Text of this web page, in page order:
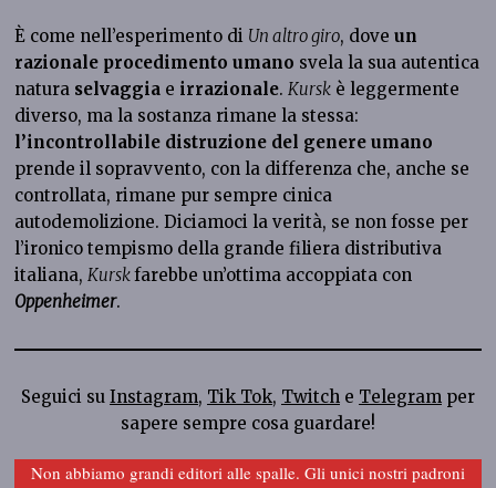
È come nell’esperimento di Un altro giro, doveun
razionale procedimento umano svela la sua autentica
natura selvaggia e irrazionale.Kursk è leggermente
diverso, ma la sostanza rimane la stessa:
l’incontrollabile distruzione del genere umano
prende il sopravvento, con la differenza che, anche se
controllata, rimane pur sempre cinica
autodemolizione. Diciamoci la verità, se non fosse per
l’ironico tempismo della grande filiera distributiva
italiana,Kurskfarebbe un’ottima accoppiata con
Oppenheimer.
Seguici su Instagram, Tik Tok, Twitche Telegramper
sapere sempre cosa guardare!
Non abbiamo grandi editori alle spalle. Gli unici nostri padroni